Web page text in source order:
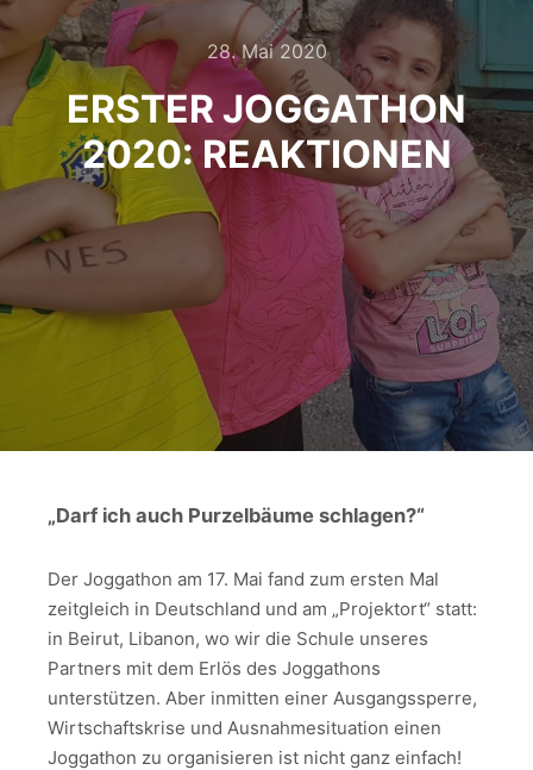
28. Mai 2020
ERSTER JOGGATHON
2020: REAKTIONEN
„Darf ich auch Purzelbäume schlagen?“
Der Joggathon am 17. Mai fand zum ersten Mal
zeitgleich in Deutschland und am „Projektort“ statt:
in Beirut, Libanon, wo wir die Schule unseres
Partners mit dem Erlös des Joggathons
unterstützen. Aber inmitten einer Ausgangssperre,
Wirtschaftskrise und Ausnahmesituation einen
Joggathon zu organisieren ist nicht ganz einfach!